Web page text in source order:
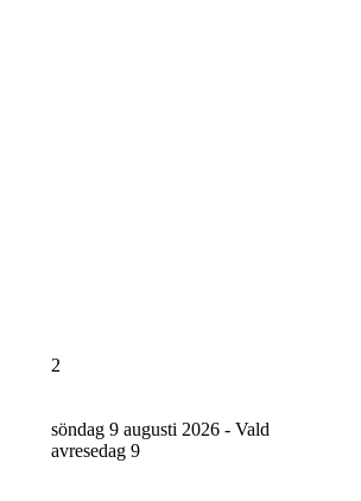
2
söndag 9 augusti 2026 - Vald
avresedag 9